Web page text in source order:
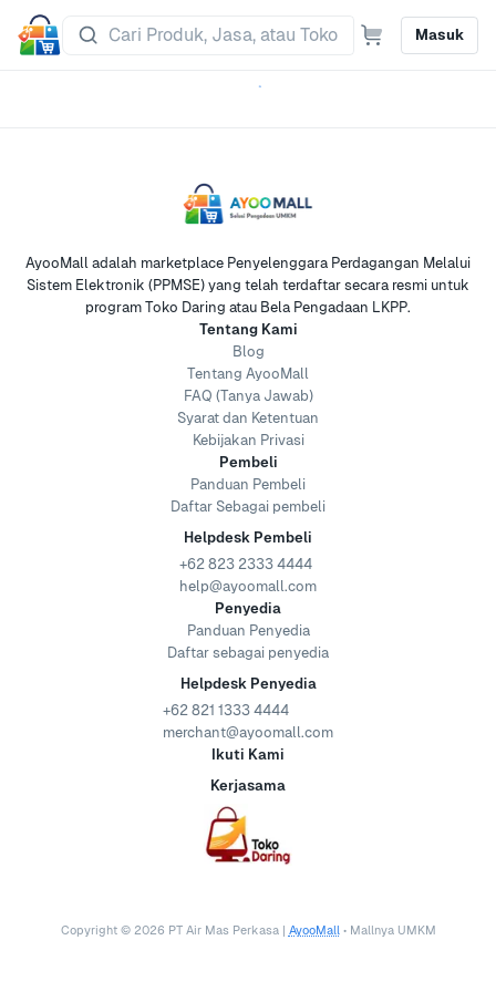
Masuk
AyooMall adalah marketplace Penyelenggara Perdagangan Melalui
Sistem Elektronik (PPMSE) yang telah terdaftar secara resmi untuk
program Toko Daring atau Bela Pengadaan LKPP.
Tentang Kami
Blog
Tentang AyooMall
FAQ (Tanya Jawab)
Syarat dan Ketentuan
Kebijakan Privasi
Pembeli
Panduan Pembeli
Daftar Sebagai pembeli
Helpdesk Pembeli
+62 823 2333 4444
help@ayoomall.com
Penyedia
Panduan Penyedia
Daftar sebagai penyedia
Helpdesk Penyedia
+62 821 1333 4444
merchant@ayoomall.com
Ikuti Kami
Kerjasama
Copyright © 2026 PT Air Mas Perkasa | AyooMall • Mallnya UMKM